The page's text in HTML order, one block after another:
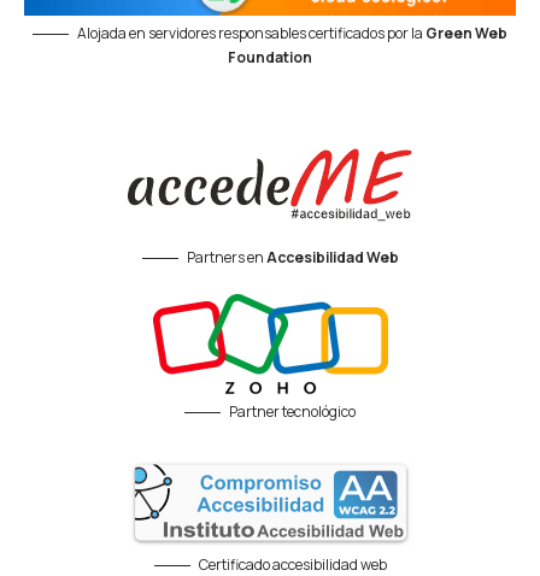
Alojada en servidores responsables certificados por la Green Web
Foundation
Partners enAccesibilidad Web
Partner tecnológico
Certificado accesibilidad web